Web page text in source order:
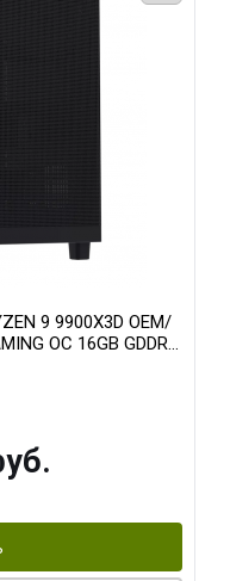
9 9900X3D OEM/
OC 16GB GDDR6